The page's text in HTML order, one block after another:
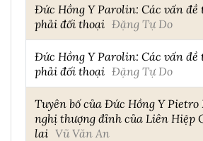
Đức Hồng Y Parolin: Các vấn đề
phải đối thoại Đặng Tự Do
Đức Hồng Y Parolin: Các vấn đề
phải đối thoại Đặng Tự Do
Tuyên bố của Đức Hồng Y
nghị thượng đỉnh của Liên Hiệp
lai Vũ Văn An